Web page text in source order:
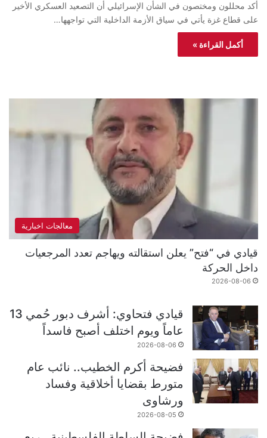
أكد محللون ومختصون في الشأن الإسرائيلي أن التصعيد العسكري الأخير
على قطاع غزة يأتي في سياق الأزمة الداخلية التي تواجهها…
أكمل القراءة »
معالجات اخبارية
قيادي في “فتح” يعلن استقالته ويهاجم تعدد المرجعيات
داخل الحركة
2026-08-06
قيادي فتحاوي: أشرف دبور حُمي 13
عاماً ويوم اختلف أصبح فاسداً
2026-08-06
فضيحة أكرم الخطيب.. نائب عام
متورط بقضايا أخلاقية وفساد
ورشاوى
2026-08-05